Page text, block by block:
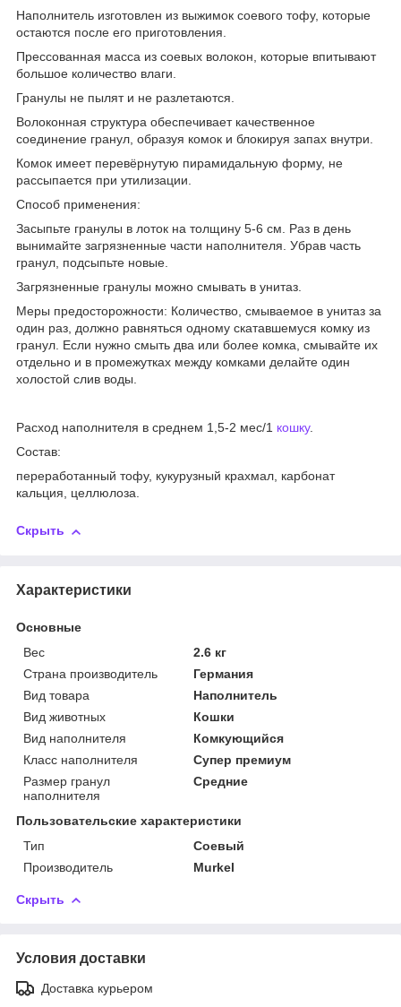
Наполнитель изготовлен из выжимок соевого тофу, которые
остаются после его приготовления.
Прессованная масса из соевых волокон, которые впитывают
большое количество влаги.
Гранулы не пылят и не разлетаются.
Волоконная структура обеспечивает качественное
соединение гранул, образуя комок и блокируя запах внутри.
Комок имеет перевёрнутую пирамидальную форму, не
рассыпается при утилизации.
Способ применения:
Засыпьте гранулы в лоток на толщину 5-6 см. Раз в день
вынимайте загрязненные части наполнителя. Убрав часть
гранул, подсыпьте новые.
Загрязненные гранулы можно смывать в унитаз.
Меры предосторожности: Количество, смываемое в унитаз за
один раз, должно равняться одному скатавшемуся комку из
гранул. Если нужно смыть два или более комка, смывайте их
отдельно и в промежутках между комками делайте один
холостой слив воды.
Расход наполнителя в среднем 1,5-2 мес/1 кошку.
Состав:
переработанный тофу, кукурузный крахмал, карбонат
кальция, целлюлоза.
Скрыть
Характеристики
Основные
Вес
2.6 кг
Страна производитель
Германия
Вид товара
Наполнитель
Вид животных
Кошки
Вид наполнителя
Комкующийся
Класс наполнителя
Супер премиум
Размер гранул
наполнителя
Средние
Пользовательские характеристики
Тип
Соевый
Производитель
Murkel
Скрыть
Условия доставки
Доставка курьером